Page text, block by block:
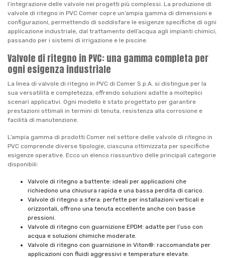
l’integrazione delle valvole nei progetti più complessi. La produzione di
valvole di ritegno in PVC Comer copre un’ampia gamma di dimensioni e
configurazioni, permettendo di soddisfare le esigenze specifiche di ogni
applicazione industriale, dal trattamento dell’acqua agli impianti chimici,
passando per i sistemi di irrigazione e le piscine.
Valvole di ritegno in PVC: una gamma completa per
ogni esigenza industriale
La linea di valvole di ritegno in PVC di Comer S.p.A. si distingue per la
sua versatilità e completezza, offrendo soluzioni adatte a molteplici
scenari applicativi. Ogni modello è stato progettato per garantire
prestazioni ottimali in termini di tenuta, resistenza alla corrosione e
facilità di manutenzione.
L’ampia gamma di prodotti Comer nel settore delle valvole di ritegno in
PVC comprende diverse tipologie, ciascuna ottimizzata per specifiche
esigenze operative. Ecco un elenco riassuntivo delle principali categorie
disponibili:
Valvole di ritegno a battente: ideali per applicazioni che
richiedono una chiusura rapida e una bassa perdita di carico.
Valvole di ritegno a sfera: perfette per installazioni verticali e
orizzontali, offrono una tenuta eccellente anche con basse
pressioni.
Valvole di ritegno con guarnizione EPDM: adatte per l’uso con
acqua e soluzioni chimiche moderate.
Valvole di ritegno con guarnizione in Viton®: raccomandate per
applicazioni con fluidi aggressivi e temperature elevate.